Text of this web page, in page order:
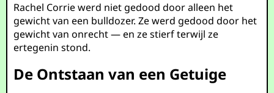
Rachel Corrie werd niet gedood door alleen het
gewicht van een bulldozer. Ze werd gedood door het
gewicht van onrecht — en ze stierf terwijl ze
ertegenin stond.
De Ontstaan van een Getuige